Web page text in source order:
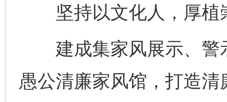
坚持以文化人，厚植
建成集家风展示、警
愚公清廉家风馆，打造